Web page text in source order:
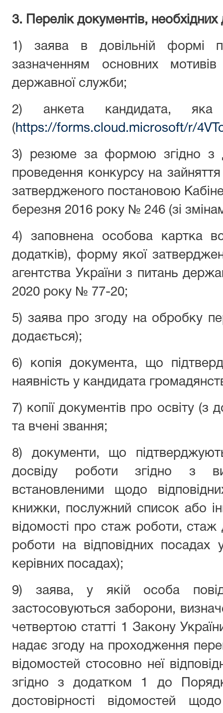
3. Перелік документів, необхідних
1) заява в довільній формі
зазначенням основних
державної служби;
2) анкета кандидата, яка
(https://forms.cloud.microsoft/r/
3) резюме за формою згідно з
проведення конкурсу на
затвердженого постановою
березня 2016 року № 246 (зі
4) заповнена особова картка
додатків), форму якої
агентства України з питань
2020 року № 77-20;
5) заява про згоду на обробку
додається);
6) копія документа, що
наявність у кандидата
7) копії документів про освіту (з
та вчені звання;
8) документи, що
досвіду роботи згідно з
встановленими щодо
книжки, послужний список або
відомості про стаж роботи,
роботи на відповідних посадах
керівних посадах);
9) заява, у якій особа
застосовуються заборони,
четвертою статті 1 Закону
надає згоду на проходження
відомостей стосовно неї
згідно з додатком 1 до
достовірності відомостей